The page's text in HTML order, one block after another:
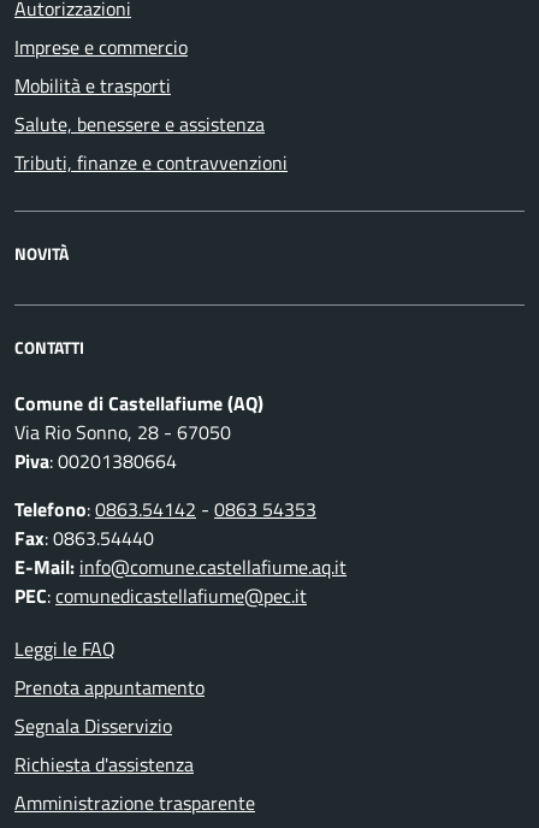
Autorizzazioni
Imprese e commercio
Mobilità e trasporti
Salute, benessere e assistenza
Tributi, finanze e contravvenzioni
NOVITÀ
CONTATTI
Comune di Castellafiume (AQ)
Via Rio Sonno, 28 - 67050
Piva: 00201380664
Telefono:0863.54142 - 0863 54353
Fax: 0863.54440
E-Mail: info@comune.castellafiume.aq.it
PEC:comunedicastellafiume@pec.it
Leggi le FAQ
Prenota appuntamento
Segnala Disservizio
Richiesta d'assistenza
Amministrazione trasparente